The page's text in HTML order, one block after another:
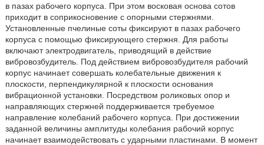
в пазах рабочего корпуса. При этом восковая основа сотов
приходит в соприкосновение с опорными стержнями.
Установленные пчелиные соты фиксируют в пазах рабочего
корпуса с помощью фиксирующего стержня. Для работы
включают электродвигатель, приводящий в действие
вибровозбудитель. Под действием вибровозбудителя рабочий
корпус начинает совершать колебательные движения к
плоскости, перпендикулярной к плоскости основания
вибрационной установки. Посредством роликовых опор и
направляющих стержней поддерживается требуемое
направление колебаний рабочего корпуса. При достижении
заданной величины амплитуды колебания рабочий корпус
начинает взаимодействовать с ударными пластинами. В момент